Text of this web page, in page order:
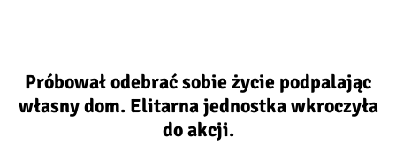
Próbował odebrać sobie życie podpalając
własny dom. Elitarna jednostka wkroczyła
do akcji.